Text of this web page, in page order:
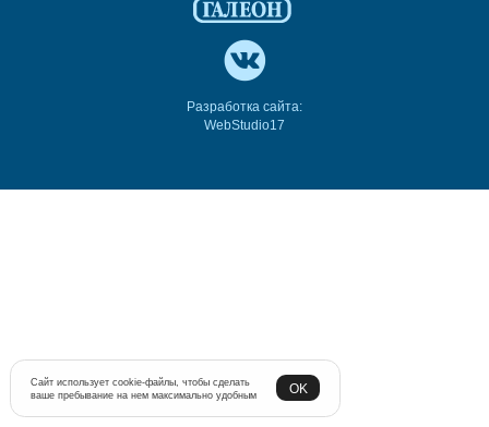
Разработка сайта:
WebStudio17
Сайт использует cookie-файлы, чтобы сделать
ваше пребывание на нем максимально удобным
OK